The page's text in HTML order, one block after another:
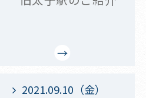
2021.09.10（金）